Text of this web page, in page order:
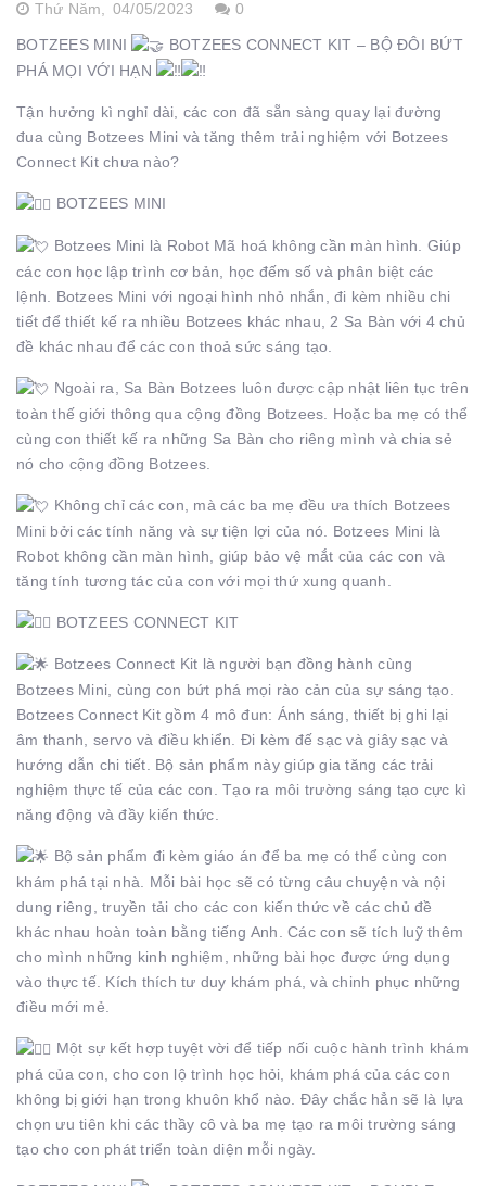
Thứ Năm, 04/05/2023 0
BOTZEES MINI
BOTZEES CONNECT KIT – BỘ ĐÔI BỨT
PHÁ MỌI VỚI HẠN
Tận hưởng kì nghỉ dài, các con đã sẵn sàng quay lại đường
đua cùng Botzees Mini và tăng thêm trải nghiệm với Botzees
Connect Kit chưa nào?
BOTZEES MINI
Botzees Mini là Robot Mã hoá không cần màn hình. Giúp
các con học lập trình cơ bản, học đếm số và phân biệt các
lệnh. Botzees Mini với ngoại hình nhỏ nhắn, đi kèm nhiều chi
tiết để thiết kế ra nhiều Botzees khác nhau, 2 Sa Bàn với 4 chủ
đề khác nhau để các con thoả sức sáng tạo.
Ngoài ra, Sa Bàn Botzees luôn được cập nhật liên tục trên
toàn thế giới thông qua cộng đồng Botzees. Hoặc ba mẹ có thể
cùng con thiết kế ra những Sa Bàn cho riêng mình và chia sẻ
nó cho cộng đồng Botzees.
Không chỉ các con, mà các ba mẹ đều ưa thích Botzees
Mini bởi các tính năng và sự tiện lợi của nó. Botzees Mini là
Robot không cần màn hình, giúp bảo vệ mắt của các con và
tăng tính tương tác của con với mọi thứ xung quanh.
BOTZEES CONNECT KIT
Botzees Connect Kit là người bạn đồng hành cùng
Botzees Mini, cùng con bứt phá mọi rào cản của sự sáng tạo.
Botzees Connect Kit gồm 4 mô đun: Ánh sáng, thiết bị ghi lại
âm thanh, servo và điều khiển. Đi kèm đế sạc và giây sạc và
hướng dẫn chi tiết. Bộ sản phẩm này giúp gia tăng các trải
nghiệm thực tế của các con. Tạo ra môi trường sáng tạo cực kì
năng động và đầy kiến thức.
Bộ sản phẩm đi kèm giáo án để ba mẹ có thể cùng con
khám phá tại nhà. Mỗi bài học sẽ có từng câu chuyện và nội
dung riêng, truyền tải cho các con kiến thức về các chủ đề
khác nhau hoàn toàn bằng tiếng Anh. Các con sẽ tích luỹ thêm
cho mình những kinh nghiệm, những bài học được ứng dụng
vào thực tế. Kích thích tư duy khám phá, và chinh phục những
điều mới mẻ.
Một sự kết hợp tuyệt vời để tiếp nối cuộc hành trình khám
phá của con, cho con lộ trình học hỏi, khám phá của các con
không bị giới hạn trong khuôn khổ nào. Đây chắc hẳn sẽ là lựa
chọn ưu tiên khi các thầy cô và ba mẹ tạo ra môi trường sáng
tạo cho con phát triển toàn diện mỗi ngày.